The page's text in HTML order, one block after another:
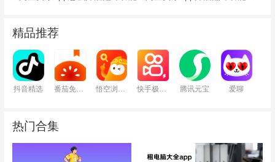
精品推荐
抖音精选 番茄免费小说 悟空浏览器 快手极速版 腾讯元宝 爱聊
热门合集